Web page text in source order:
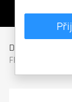
Domů
FF QUAIL